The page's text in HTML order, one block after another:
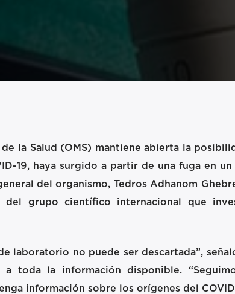
la Salud (OMS) mantiene abierta la
19, haya surgido a partir de una fuga en
del organismo, Tedros Adhanom
del grupo científico internacional que
laboratorio no puede ser descartada”,
a toda la información disponible.
información sobre los orígenes del